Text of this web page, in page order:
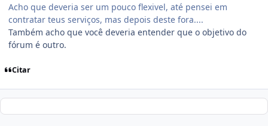
Acho que deveria ser um pouco flexivel, até pensei em
contratar teus serviços, mas depois deste fora....
Também acho que você deveria entender que o objetivo do
fórum é outro.
Citar